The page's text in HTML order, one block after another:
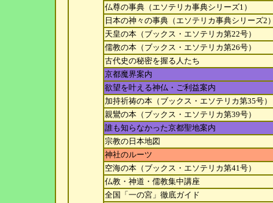
仏尊の事典（エソテリカ事典シリーズ1）
日本の神々の事典（エソテリカ事典シリーズ2
天皇の本（ブックス・エソテリカ第22号）
儒教の本（ブックス・エソテリカ第26号）
古代史の秘密を握る人たち
京都魔界案内
欲望を叶える神仏・ご利益案内
加持祈祷の本（ブックス・エソテリカ第35号）
親鸞の本（ブックス・エソテリカ第39号）
誰も知らなかった京都聖地案内
宗教の日本地図
神社のルーツ
空海の本（ブックス・エソテリカ第41号）
仏教・神道・儒教集中講座
全国「一の宮」徹底ガイド